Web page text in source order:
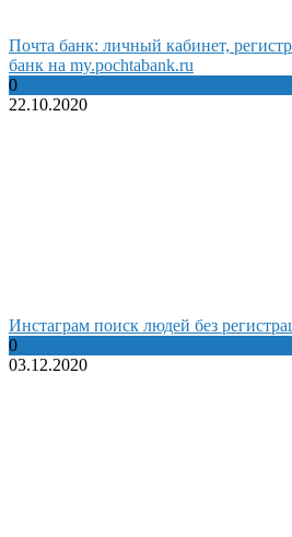
Почта банк: личный кабинет,
банк на my.pochtabank.ru
0
22.10.2020
Инстаграм поиск людей без
0
03.12.2020